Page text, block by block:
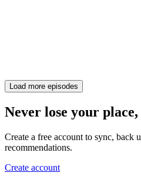
Load more episodes
Never lose your
Create a free account to sync, back
recommendations.
Create account